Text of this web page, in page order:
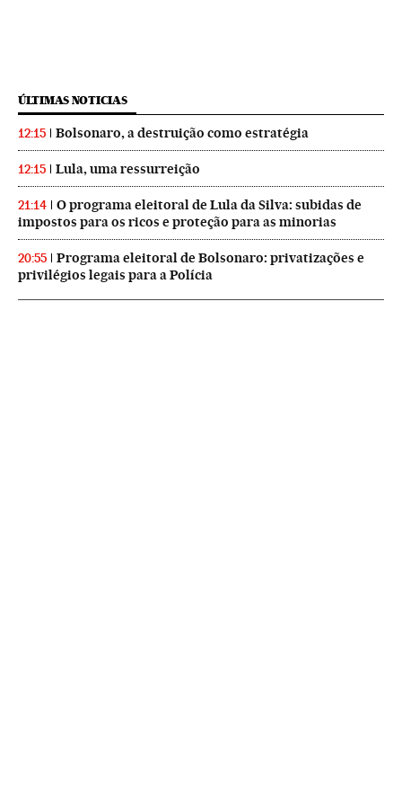
ÚLTIMAS NOTICIAS
12:15 Bolsonaro, a destruição como estratégia
12:15 Lula, uma ressurreição
21:14
O programa eleitoral de Lula da Silva: subidas de
impostos para os ricos e proteção para as minorias
20:55
Programa eleitoral de Bolsonaro: privatizações e
privilégios legais para a Polícia